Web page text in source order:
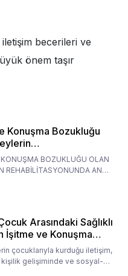
becerileri ve
önem taşır
Konuşma Bozukluğu
Ana
Tutumları
BOZUKLUĞU OLAN
REHABİLİTASYONUNDA ANA
Arasındaki Sağlıklı
İşitme ve Konuşma
Rolü
çocuklarıyla kurduğu iletişim,
kişilik gelişiminde ve sosyal-